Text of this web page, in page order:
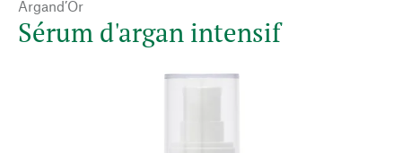
Argand’Or
Sérum d'argan intensif